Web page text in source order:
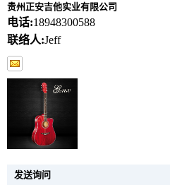
贵州正安吉他实业有限公司
电话:18948300588
联络人:Jeff
发送询问